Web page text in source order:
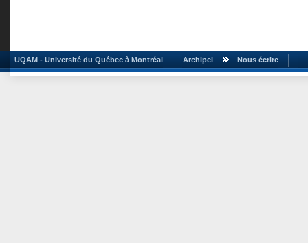
UQAM - Université du Québec à Montréal Archipel Nous écrire